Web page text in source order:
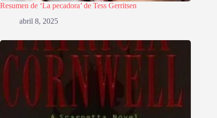
Resumen de ‘La pecadora’ de Tess Gerritsen
abril 8, 2025